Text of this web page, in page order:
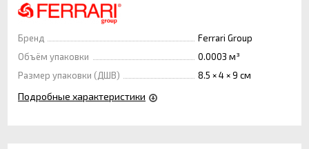
Бренд
Ferrari Group
Объём упаковки
0.0003 м³
Размер упаковки (ДШВ)
8.5 × 4 × 9 см
Подробные характеристики